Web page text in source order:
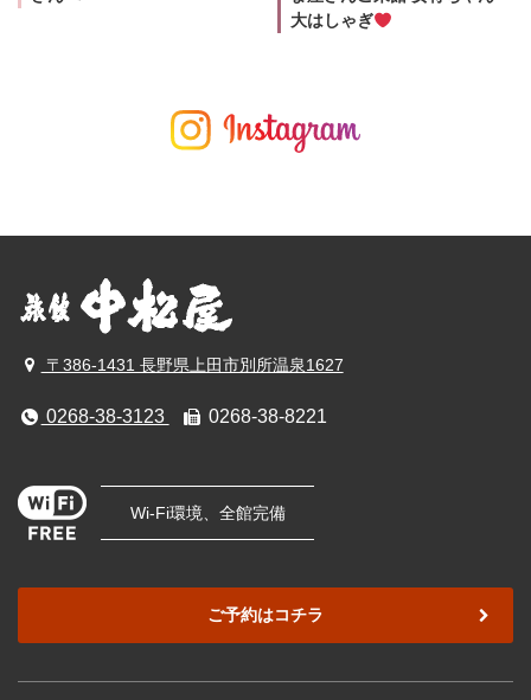
大はしゃぎ
〒386-1431 長野県上田市別所温泉1627
0268-38-3123 0268-38-8221
Wi-Fi環境、全館完備
ご予約はコチラ